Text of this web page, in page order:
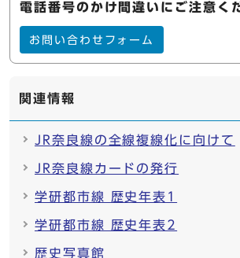
電話番号のかけ間違いにご注意く
お問い合わせフォーム
関連情報
JR奈良線の全線複線化に向けて
JR奈良線カードの発行
学研都市線 歴史年表1
学研都市線 歴史年表2
歴史写真館